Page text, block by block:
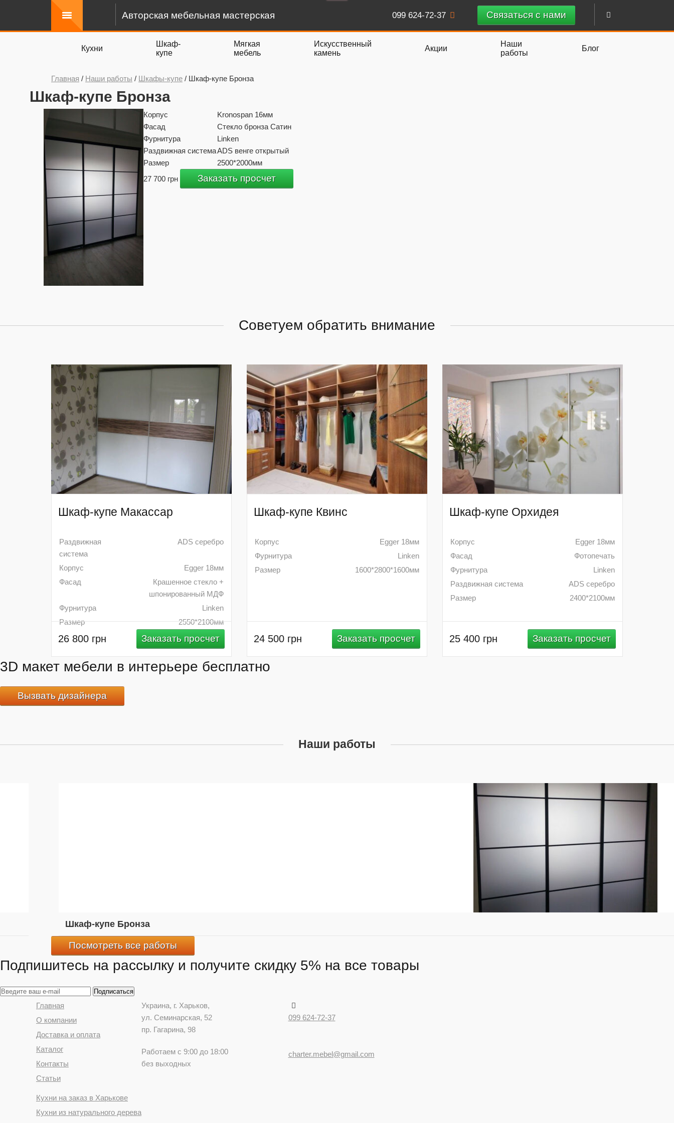
Авторская мебельная мастерская 099 624-72-37 Связаться с нами
Кухни
Шкаф-
купе
Мягкая
мебель
Искусственный
камень
Акции
Наши
работы
Блог
Главная / Наши работы / Шкафы-купе / Шкаф-купе Бронза
Шкаф-купе Бронза
Корпус
Kronospan 16мм
Фасад
Стекло бронза Сатин
Фурнитура
Linken
Раздвижная системаADS венге открытый
Размер
2500*2000мм
27 700 грн
Заказать просчет
Советуем обратить внимание
Шкаф-купе Макассар
26 800 грн Заказать просчет
Раздвижная
система
ADS серебро
Корпус
Egger 18мм
Фасад
Крашенное стекло +
шпонированный МДФ
Фурнитура
Linken
Размер
2550*2100мм
Шкаф-купе Квинс
24 500 грн Заказать просчет
Корпус
Egger 18мм
Фурнитура
Linken
Размер
1600*2800*1600мм
Шкаф-купе Орхидея
25 400 грн Заказать просчет
Корпус
Egger 18мм
Фасад
Фотопечать
Фурнитура
Linken
Раздвижная система
ADS серебро
Размер
2400*2100мм
3D макет мебели в интерьере бесплатно
Вызвать дизайнера
Наши работы
Шкаф-купе Бронза
Посмотреть все работы
Подпишитесь на рассылку и получите скидку 5% на все товары
Главная
О компании
Доставка и оплата
Каталог
Контакты
Статьи
Кухни на заказ в Харькове
Кухни из натурального дерева
Украина, г. Харьков,
ул. Семинарская, 52
пр. Гагарина, 98
Работаем с 9:00 до 18:00
без выходных
099 624-72-37
charter.mebel@gmail.com